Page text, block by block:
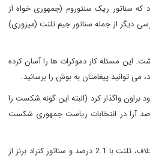
هم در شرایط دشواری به سر می بردند. در انتخابات سال 2006 مشخص بود که سناتور ریک سنتوروم (جمهوری خواه از
دیگر از جمله سناتور جیم تلنت (میزوری)
بوش بود که در آن زمان در سطح ملی تنها 37 درصد محبوبیت داشت. این مسئله کار دموکرات ها را آسان کرده
توانید پیغامتان به بوش را برسانید.
از هم فروپاشید وی با اختلافی 15 درصدی رقابت را به شرود براون واگذار کرد (البته این گونه شکست را
تنها مربوط به منفور بودن بوش دانست) در رودآیلند هم که ایالت لینکلن چافی بود بوش با کسب 39 درصد آرا در انتخابات ریاست جمهوری شکست
در ادامه سه سناتور جمهوری خواه را داریم که با اختلاف 2 درصدی یا کمتر رقابت را واگذار کردند. آلن با 0.3 درصد اختلاف، تلنت با 2.1 درصد و سناتور کنراد برنز از